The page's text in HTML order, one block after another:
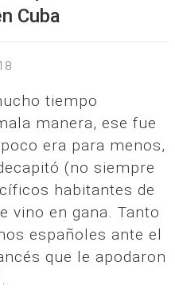
Cuba
tiempo
manera, ese fue
era para menos,
(no siempre
habitantes de
vino en gana. Tanto
españoles ante el
que le apodaron